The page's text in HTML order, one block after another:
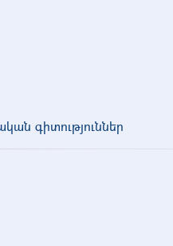
գիտություններ